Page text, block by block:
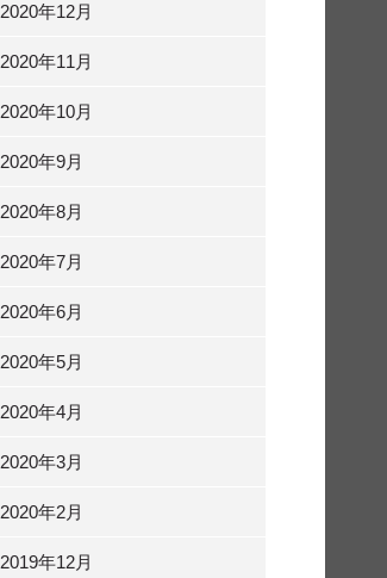
2020年12月
2020年11月
2020年10月
2020年9月
2020年8月
2020年7月
2020年6月
2020年5月
2020年4月
2020年3月
2020年2月
2019年12月